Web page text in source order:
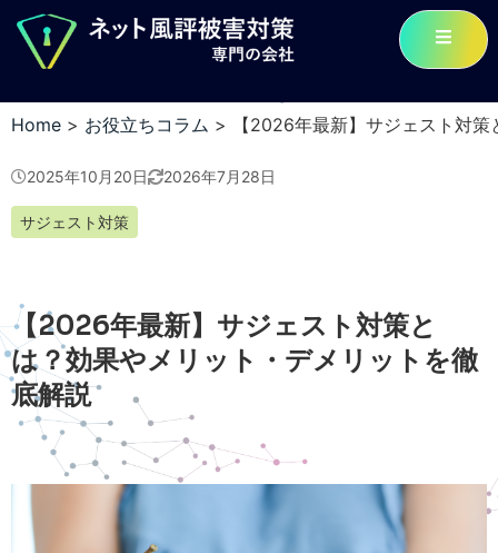
Home > お役立ちコラム > 【2026年最新】サジェスト対
2025年10月20日 2026年7月28日
サジェスト対策
【2026年最新】サジェスト対策と
は？効果やメリット・デメリットを徹
底解説